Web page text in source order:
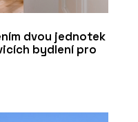
dvou jednotek
bydlení pro